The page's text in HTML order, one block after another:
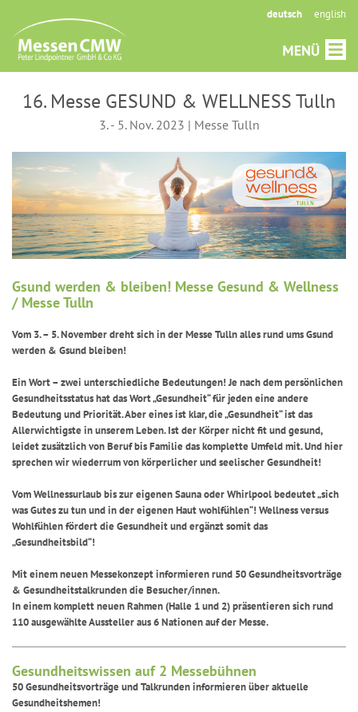
deutsch english
16. Messe GESUND & WELLNESS Tulln
3. - 5. Nov. 2023 | Messe Tulln
Gsund werden & bleiben! Messe Gesund & Wellness
/ Messe Tulln
Vom 3. – 5. November dreht sich in der Messe Tulln alles rund ums Gsund
werden & Gsund bleiben!
Ein Wort – zwei unterschiedliche Bedeutungen! Je nach dem persönlichen
Gesundheitsstatus hat das Wort „Gesundheit“ für jeden eine andere
Bedeutung und Priorität. Aber eines ist klar, die „Gesundheit“ ist das
Allerwichtigste in unserem Leben. Ist der Körper nicht fit und gesund,
leidet zusätzlich von Beruf bis Familie das komplette Umfeld mit. Und hier
sprechen wir wiederrum von körperlicher und seelischer Gesundheit!
Vom Wellnessurlaub bis zur eigenen Sauna oder Whirlpool bedeutet „sich
was Gutes zu tun und in der eigenen Haut wohlfühlen“! Wellness versus
Wohlfühlen fördert die Gesundheit und ergänzt somit das
„Gesundheitsbild“!
Mit einem neuen Messekonzept informieren rund 50 Gesundheitsvorträge
& Gesundheitstalkrunden die Besucher/innen.
In einem komplett neuen Rahmen (Halle 1 und 2) präsentieren sich rund
110 ausgewählte Aussteller aus 6 Nationen auf der Messe.
Gesundheitswissen auf 2 Messebühnen
50 Gesundheitsvorträge und Talkrunden informieren über aktuelle
Gesundheitshemen!